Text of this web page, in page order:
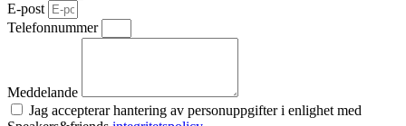
E-post
Telefonnummer
Meddelande
Jag accepterar hantering av personuppgifter i enlighet med